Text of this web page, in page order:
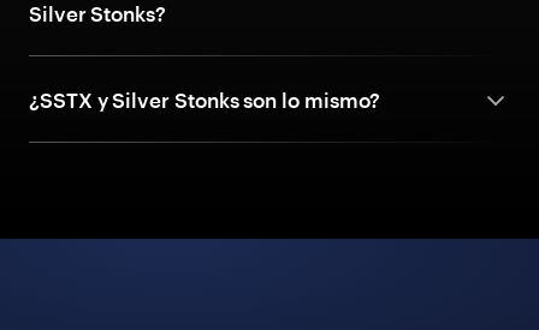
Silver Stonks?
¿SSTX y Silver Stonks son lo mismo?